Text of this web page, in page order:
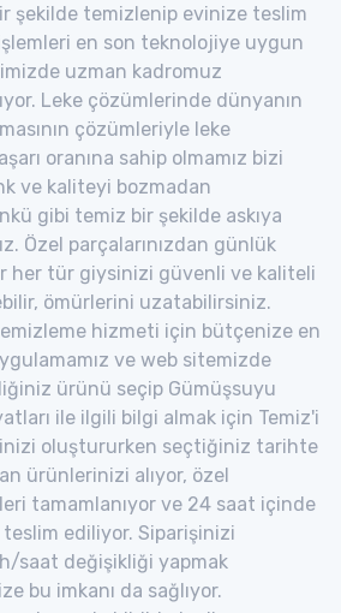
şekilde temizlenip evinize teslim
en son teknolojiye uygun
uzman kadromuz
Leke çözümlerinde dünyanın
çözümleriyle leke
oranına sahip olmamız bizi
ve kaliteyi bozmadan
gibi temiz bir şekilde askıya
Özel parçalarınızdan günlük
her tür giysinizi güvenli ve kaliteli
ömürlerini uzatabilirsiniz.
hizmeti için bütçenize en
ve web sitemizde
ürünü seçip Gümüşsuyu
ile ilgili bilgi almak için Temiz'i
oluştururken seçtiğiniz tarihte
ürünlerinizi alıyor, özel
tamamlanıyor ve 24 saat içinde
teslim ediliyor. Siparişinizi
saat değişikliği yapmak
bu imkanı da sağlıyor.